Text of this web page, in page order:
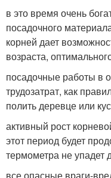
в это время очень
посадочного
корней дает
возраста,
посадочные работы в
трудозатрат, как
полить деревце или
активный рост
этот период будет
термометра не упадет
все опасные враги-